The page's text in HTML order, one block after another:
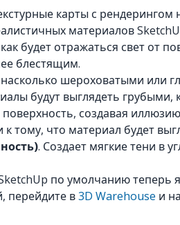
карты с рендерингом
материалов
будет отражаться свет от
блестящим.
шероховатыми или
будут выглядеть грубыми,
поверхность, создавая
тому, что материал будет
. Создает мягкие тени в
по умолчанию
перейдите в3D Warehouse и